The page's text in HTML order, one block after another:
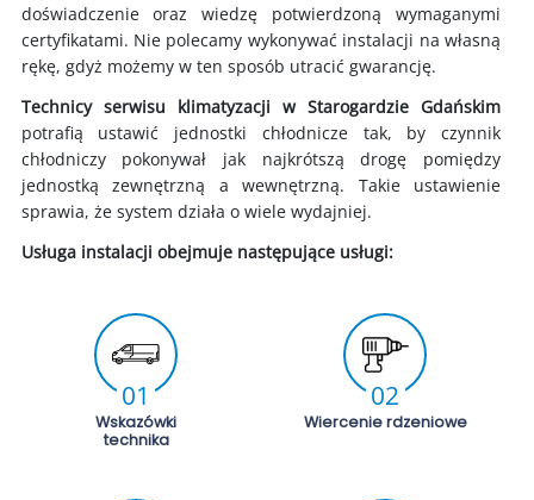
doświadczenie oraz wiedzę potwierdzoną wymaganymi
certyfikatami. Nie polecamy wykonywać instalacji na własną
rękę, gdyż możemy w ten sposób utracić gwarancję.
Technicy serwisu klimatyzacji w Starogardzie Gdańskim
potrafią ustawić jednostki chłodnicze tak, by czynnik
chłodniczy pokonywał jak najkrótszą drogę pomiędzy
jednostką zewnętrzną a wewnętrzną. Takie ustawienie
sprawia, że system działa o wiele wydajniej.
Usługa instalacji obejmuje następujące usługi:
01
Wskazówki
technika
02
Wiercenie rdzeniowe